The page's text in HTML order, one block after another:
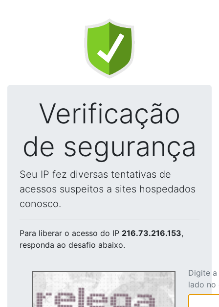
Verificação
de segurança
Seu IP fez diversas tentativas de
acessos suspeitos a sites hospedados
conosco.
Para liberar o acesso do IP 216.73.216.153,
responda ao desafio abaixo.
Digite
lado no